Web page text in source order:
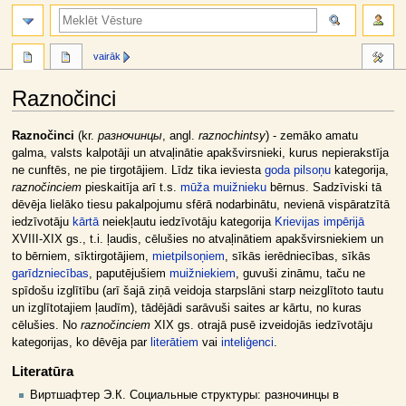
Raznočinci
Jump
to
navigation
Jump
to
search
Raznočinci (kr. разночинцы, angl. raznochintsy) - zemāko amatu
galma, valsts kalpotāji un atvaļinātie apakšvirsnieki, kurus nepierakstīja
ne cunftēs, ne pie tirgotājiem. Līdz tika ieviesta goda pilsoņukategorija,
raznočinciempieskaitīja arī t.s. mūža muižniekubērnus. Sadzīviski tā
dēvēja lielāko tiesu pakalpojumu sfērā nodarbinātu, nevienā vispāratzītā
iedzīvotāju kārtāneiekļautu iedzīvotāju kategorija Krievijas impērijā
XVIII-XIX gs., t.i. ļaudis, cēlušies no atvaļinātiem apakšvirsniekiem un
to bērniem, sīktirgotājiem, mietpilsoņiem , sīkās ierēdniecības, sīkās
garīdzniecības , paputējušiem muižniekiem , guvuši zināmu, taču ne
spīdošu izglītību (arī šajā ziņā veidoja starpslāni starp neizglītoto tautu
un izglītotajiem ļaudīm), tādējādi sarāvuši saites ar kārtu, no kuras
cēlušies. No raznočinciemXIX gs. otrajā pusē izveidojās iedzīvotāju
kategorijas, ko dēvēja par literātiem vai inteliģenci
Literatūra
Виртшафтер Э.К. Социальные структуры: разночинцы в
vairāk
meklēt